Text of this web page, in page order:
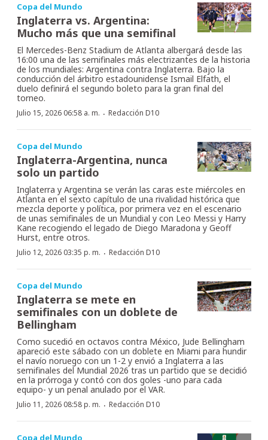
Copa del Mundo
Inglaterra vs. Argentina:
Mucho más que una semifinal
El Mercedes-Benz Stadium de Atlanta albergará desde las
16:00 una de las semifinales más electrizantes de la historia
de los mundiales: Argentina contra Inglaterra. Bajo la
conducción del árbitro estadounidense Ismail Elfath, el
duelo definirá el segundo boleto para la gran final del
torneo.
Julio 15, 2026 06:58 a. m. · Redacción D10
Copa del Mundo
Inglaterra-Argentina, nunca
solo un partido
Inglaterra y Argentina se verán las caras este miércoles en
Atlanta en el sexto capítulo de una rivalidad histórica que
mezcla deporte y política, por primera vez en el escenario
de unas semifinales de un Mundial y con Leo Messi y Harry
Kane recogiendo el legado de Diego Maradona y Geoff
Hurst, entre otros.
Julio 12, 2026 03:35 p. m. · Redacción D10
Copa del Mundo
Inglaterra se mete en
semifinales con un doblete de
Bellingham
Como sucedió en octavos contra México, Jude Bellingham
apareció este sábado con un doblete en Miami para hundir
el navío noruego con un 1-2 y envió a Inglaterra a las
semifinales del Mundial 2026 tras un partido que se decidió
en la prórroga y contó con dos goles -uno para cada
equipo- y un penal anulado por el VAR.
Julio 11, 2026 08:58 p. m. · Redacción D10
Copa del Mundo